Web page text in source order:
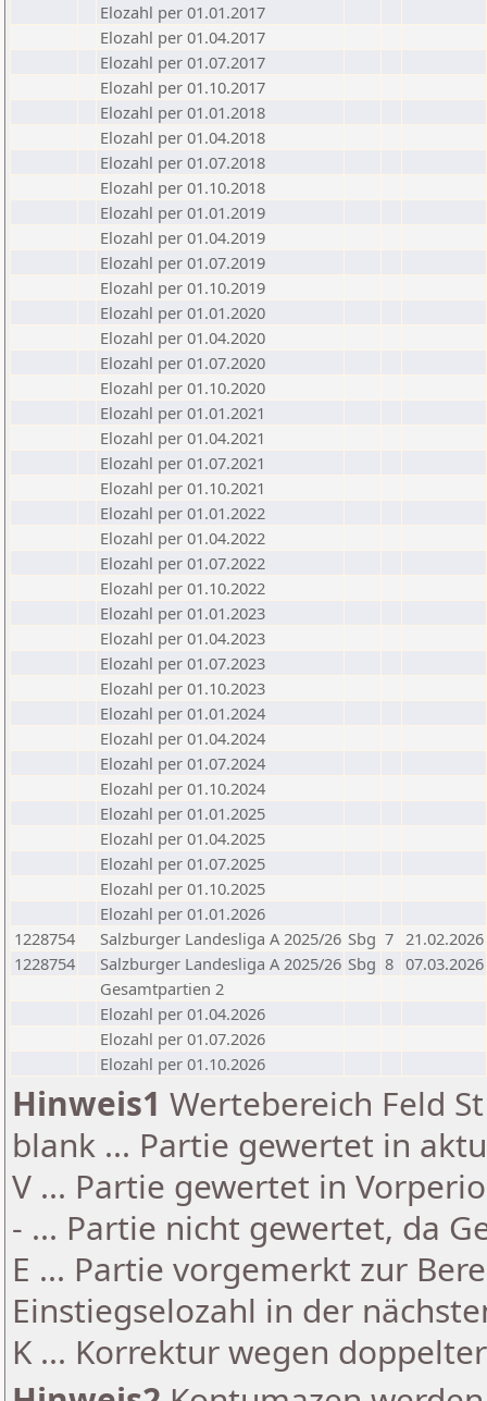
Elozahl per 01.01.2017
Elozahl per 01.04.2017
Elozahl per 01.07.2017
Elozahl per 01.10.2017
Elozahl per 01.01.2018
Elozahl per 01.04.2018
Elozahl per 01.07.2018
Elozahl per 01.10.2018
Elozahl per 01.01.2019
Elozahl per 01.04.2019
Elozahl per 01.07.2019
Elozahl per 01.10.2019
Elozahl per 01.01.2020
Elozahl per 01.04.2020
Elozahl per 01.07.2020
Elozahl per 01.10.2020
Elozahl per 01.01.2021
Elozahl per 01.04.2021
Elozahl per 01.07.2021
Elozahl per 01.10.2021
Elozahl per 01.01.2022
Elozahl per 01.04.2022
Elozahl per 01.07.2022
Elozahl per 01.10.2022
Elozahl per 01.01.2023
Elozahl per 01.04.2023
Elozahl per 01.07.2023
Elozahl per 01.10.2023
Elozahl per 01.01.2024
Elozahl per 01.04.2024
Elozahl per 01.07.2024
Elozahl per 01.10.2024
Elozahl per 01.01.2025
Elozahl per 01.04.2025
Elozahl per 01.07.2025
Elozahl per 01.10.2025
Elozahl per 01.01.2026
1228754
Salzburger Landesliga A 2025/26 Sbg 7 21.02.2026
1228754
Salzburger Landesliga A 2025/26 Sbg 8 07.03.2026
Gesamtpartien 2
Elozahl per 01.04.2026
Elozahl per 01.07.2026
Elozahl per 01.10.2026
Hinweis1 Wertebereich Feld
blank ... Partie gewertet in
V ... Partie gewertet in
- ... Partie nicht gewertet, da
E ... Partie vorgemerkt zur
Einstiegselozahl in der
K ... Korrektur wegen